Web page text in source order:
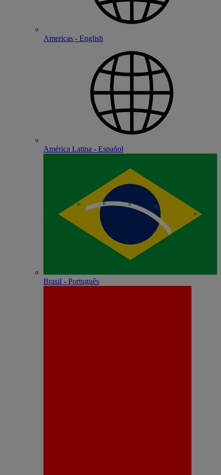
Americas - English
América Latina - Español
Brasil - Português